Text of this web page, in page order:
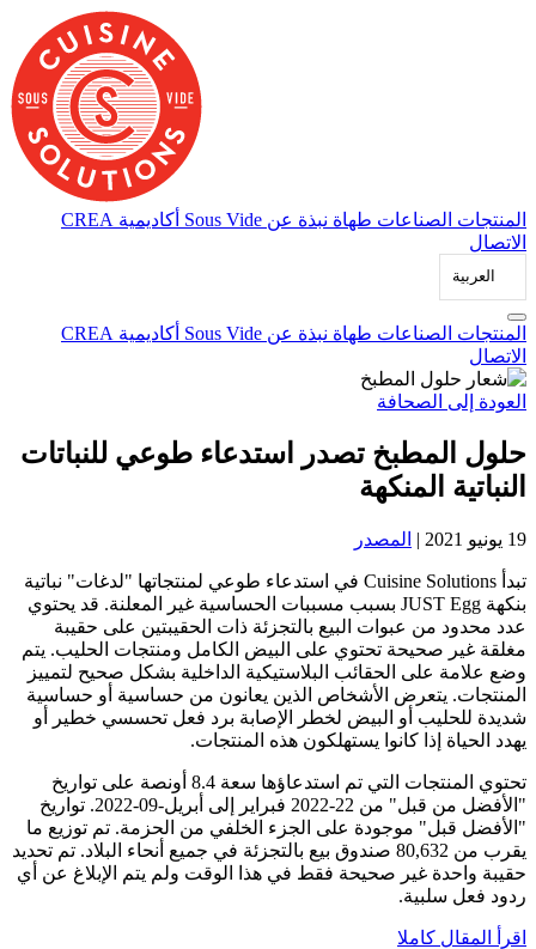
المنتجات الصناعات طهاة نبذة عن Sous Vide
أكاديمية CREA
الاتصال
العربية‏
المنتجات الصناعات طهاة نبذة عن Sous Vide
أكاديمية CREA
الاتصال
العودة إلى الصحافة
حلول المطبخ تصدر استدعاء طوعي للنباتات
النباتية المنكهة
19 يونيو 2021 | المصدر
تبدأ Cuisine Solutions في استدعاء طوعي لمنتجاتها "لدغات" نباتية
بنكهة JUST Egg بسبب مسببات الحساسية غير المعلنة. قد يحتوي
عدد محدود من عبوات البيع بالتجزئة ذات الحقيبتين على حقيبة
مغلقة غير صحيحة تحتوي على البيض الكامل ومنتجات الحليب. يتم
وضع علامة على الحقائب البلاستيكية الداخلية بشكل صحيح لتمييز
المنتجات. يتعرض الأشخاص الذين يعانون من حساسية أو حساسية
شديدة للحليب أو البيض لخطر الإصابة برد فعل تحسسي خطير أو
يهدد الحياة إذا كانوا يستهلكون هذه المنتجات.
تحتوي المنتجات التي تم استدعاؤها سعة 8.4 أونصة على تواريخ
"الأفضل من قبل" من 22-2022 فبراير إلى أبريل-09-2022. تواريخ
"الأفضل قبل" موجودة على الجزء الخلفي من الحزمة. تم توزيع ما
يقرب من 80,632 صندوق بيع بالتجزئة في جميع أنحاء البلاد. تم تحديد
حقيبة واحدة غير صحيحة فقط في هذا الوقت ولم يتم الإبلاغ عن أي
ردود فعل سلبية.
اقرأ المقال كاملا